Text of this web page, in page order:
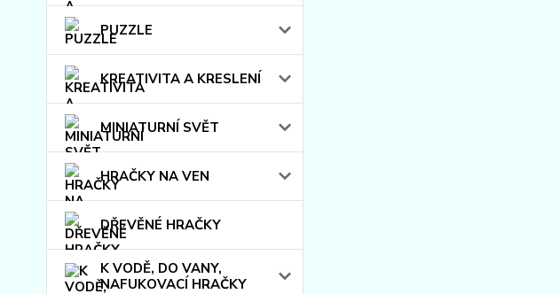
PUZZLE
KREATIVITA A KRESLENÍ
MINIATURNÍ SVĚT
HRAČKY NA VEN
DŘEVĚNÉ HRAČKY
K VODĚ, DO VANY,
NAFUKOVACÍ HRAČKY